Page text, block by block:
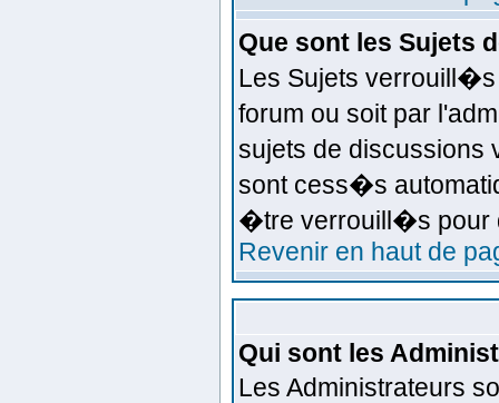
Que sont les Sujets
Les Sujets
forum ou soit par
sujets de discussions
sont cess�s
�tre verrouill�s pour
Revenir en haut de
Qui sont les
Les Administrateurs